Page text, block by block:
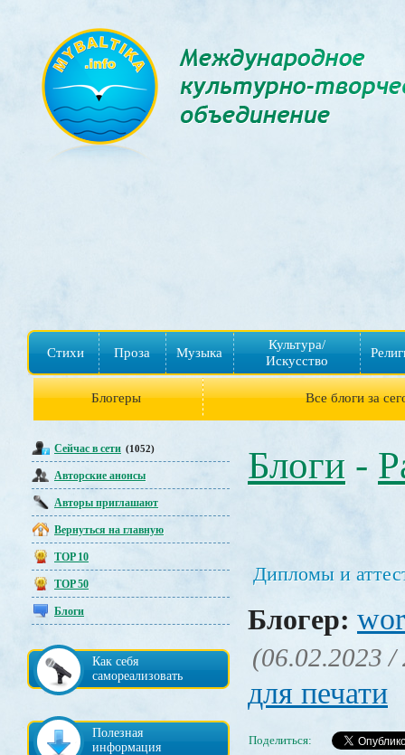
Стихи Проза Музыка
Культура/
Искусство
Блогеры Все блоги за
Сейчас в сети (1052)
Авторские анонсы
Авторы приглашают
Вернуться на главную
TOP 10
TOP 50
Блоги
Как себя
самореализовать
Полезная
информация
Блоги -
Дипломы и
Блогер:
(06.02.2023 /
для печати
Поделиться: